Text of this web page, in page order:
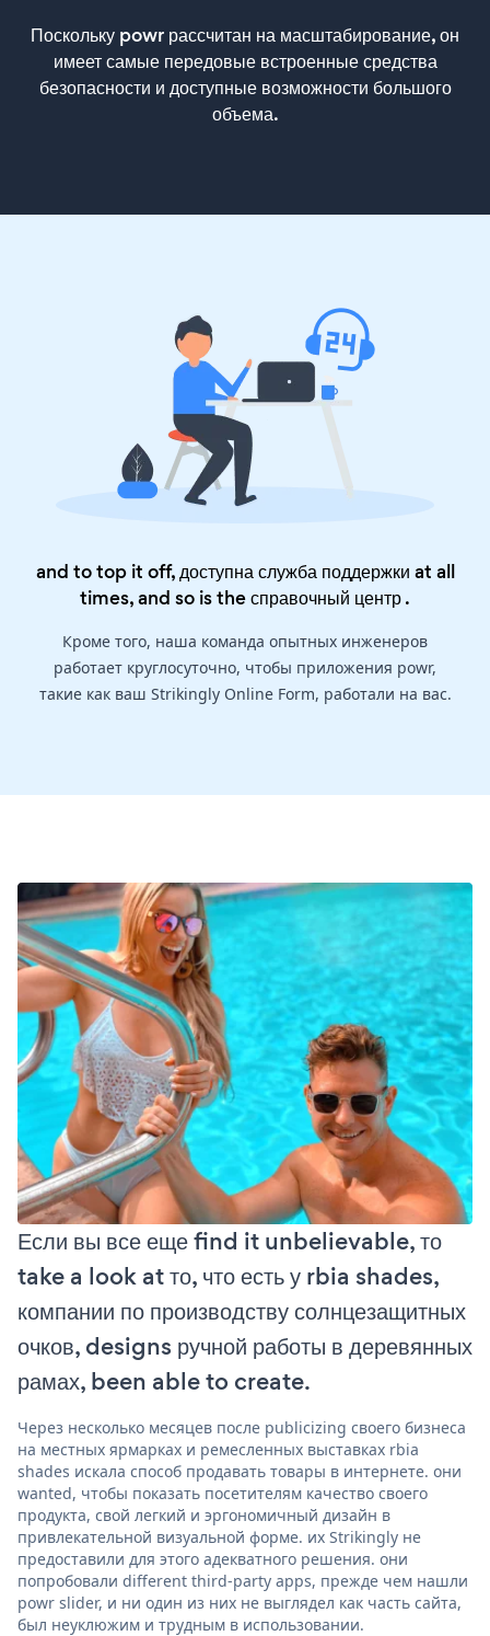
Поскольку powr рассчитан на масштабирование, он
имеет самые передовые встроенные средства
безопасности и доступные возможности большого
объема.
and to top it off, доступна служба поддержки at all
times, and so is theсправочный центр.
Кроме того, наша команда опытных инженеров
работает круглосуточно, чтобы приложения powr,
такие как ваш Strikingly Online Form, работали на вас.
Если вы все еще find it unbelievable, то
take a look at то, что есть у rbia shades,
компании по производству солнцезащитных
очков, designs ручной работы в деревянных
рамах, been able to create.
Через несколько месяцев после publicizing своего бизнеса
на местных ярмарках и ремесленных выставках rbia
shades искала способ продавать товары в интернете. они
wanted, чтобы показать посетителям качество своего
продукта, свой легкий и эргономичный дизайн в
привлекательной визуальной форме. их Strikingly не
предоставили для этого адекватного решения. они
попробовали different third-party apps, прежде чем нашли
powr slider, и ни один из них не выглядел как часть сайта,
был неуклюжим и трудным в использовании.